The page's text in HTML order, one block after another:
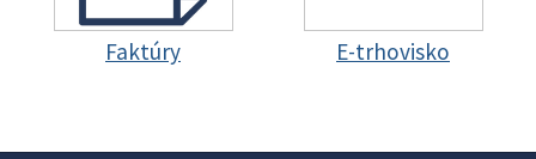
Faktúry E-trhovisko